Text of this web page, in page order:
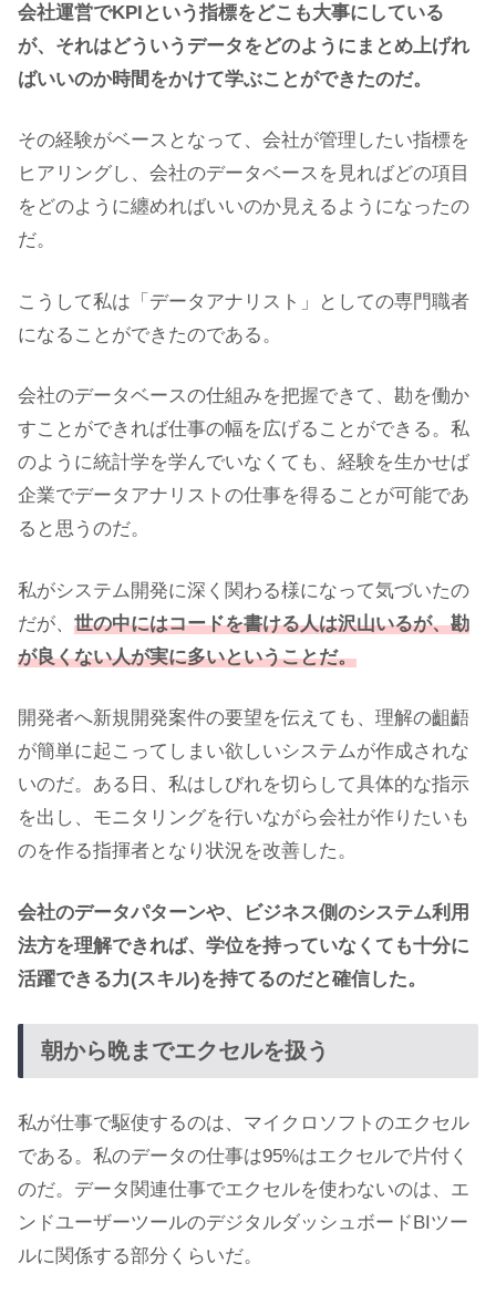
会社運営でKPIという指標をどこも大事にしている
が、それはどういうデータをどのようにまとめ上げれ
ばいいのか時間をかけて学ぶことができたのだ。
その経験がベースとなって、会社が管理したい指標を
ヒアリングし、会社のデータベースを見ればどの項目
をどのように纏めればいいのか見えるようになったの
だ。
こうして私は「データアナリスト」としての専門職者
になることができたのである。
会社のデータベースの仕組みを把握できて、勘を働か
すことができれば仕事の幅を広げることができる。私
のように統計学を学んでいなくても、経験を生かせば
企業でデータアナリストの仕事を得ることが可能であ
ると思うのだ。
私がシステム開発に深く関わる様になって気づいたの
だが、 世の中にはコードを書ける人は沢山いるが、勘
が良くない人が実に多いということだ。
開発者へ新規開発案件の要望を伝えても、理解の齟齬
が簡単に起こってしまい欲しいシステムが作成されな
いのだ。ある日、私はしびれを切らして具体的な指示
を出し、モニタリングを行いながら会社が作りたいも
のを作る指揮者となり状況を改善した。
会社のデータパターンや、ビジネス側のシステム利用
法方を理解できれば、学位を持っていなくても十分に
活躍できる力(スキル)を持てるのだと確信した。
朝から晩までエクセルを扱う
私が仕事で駆使するのは、マイクロソフトのエクセル
である。私のデータの仕事は95%はエクセルで片付く
のだ。データ関連仕事でエクセルを使わないのは、エ
ンドユーザーツールのデジタルダッシュボードBIツー
ルに関係する部分くらいだ。